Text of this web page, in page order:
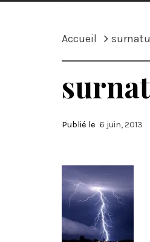
Accueil
Publié le 6 juin, 2013